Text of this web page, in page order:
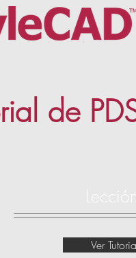
de
Ver